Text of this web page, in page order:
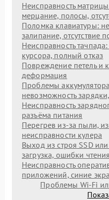
Неисправность
мерцание, полосы,
Поломка клавиатуры:
залипание, отсутствие
Неисправность
курсора, полный отказ
Повреждение петель и
деформация
Проблемы
невозможность
Неисправность
разъёма питания
Перегрев из‑за пыли,
неисправности кулера
Выход из строя SSD
загрузка, ошибки
Неисправность
приложений, синие
Проблемы Wi‑Fi